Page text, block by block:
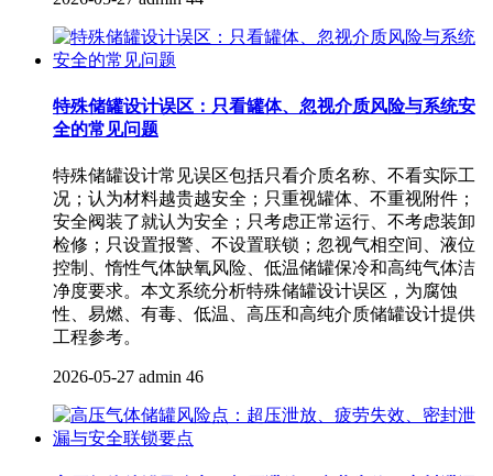
特殊储罐设计误区：只看罐体、忽视介质风险与系统安
全的常见问题
特殊储罐设计常见误区包括只看介质名称、不看实际工
况；认为材料越贵越安全；只重视罐体、不重视附件；
安全阀装了就认为安全；只考虑正常运行、不考虑装卸
检修；只设置报警、不设置联锁；忽视气相空间、液位
控制、惰性气体缺氧风险、低温储罐保冷和高纯气体洁
净度要求。本文系统分析特殊储罐设计误区，为腐蚀
性、易燃、有毒、低温、高压和高纯介质储罐设计提供
工程参考。
2026-05-27 admin 46